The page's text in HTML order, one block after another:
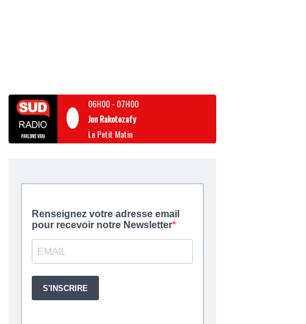
06H00- 07H00
Jon Rakotozafy
Le Petit Matin